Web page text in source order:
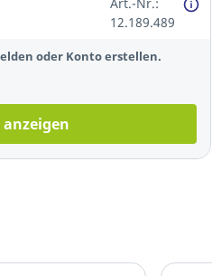
12.189.489
oder Konto erstellen.
anzeigen